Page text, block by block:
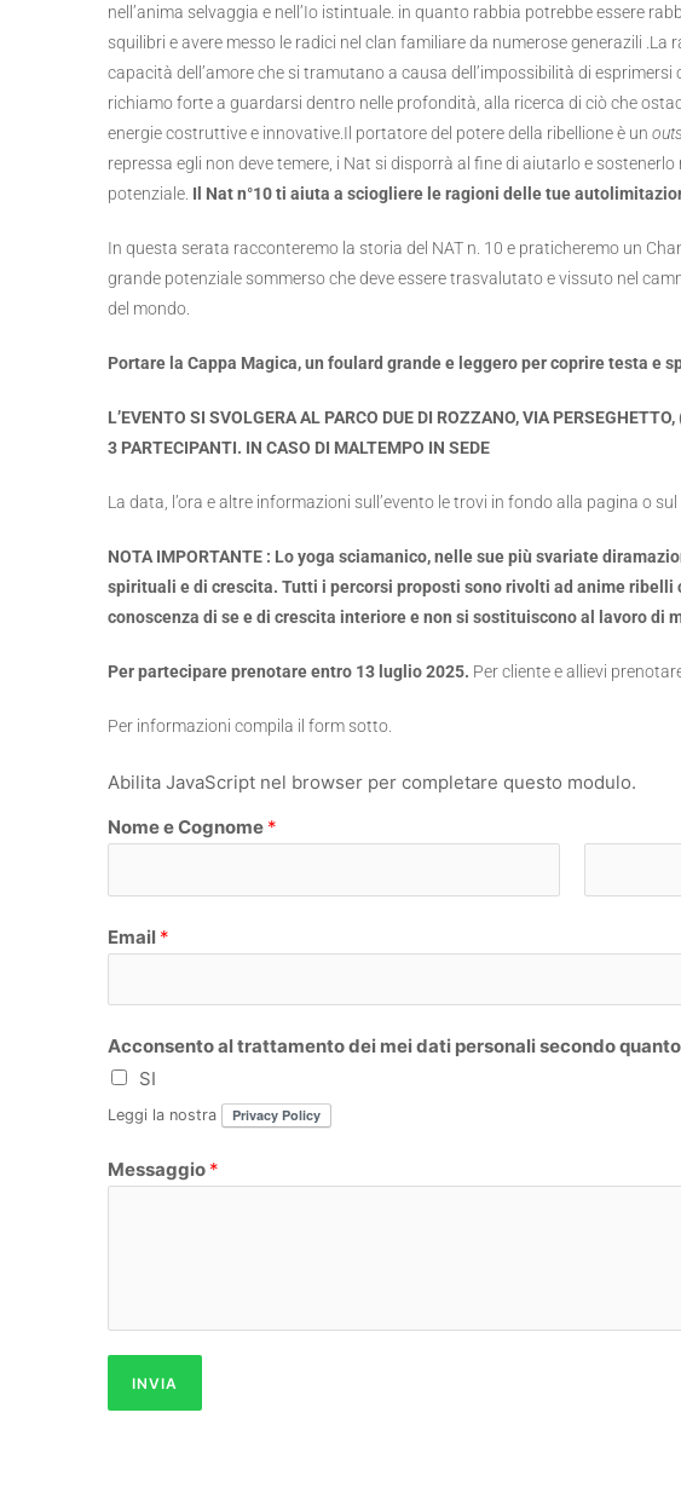
nell’anima selvaggia e nell’Io istintuale. in quanto rabbia potrebbe essere
squilibri e avere messo le radici nel clan familiare da numerose generazili .La
capacità dell’amore che si tramutano a causa dell’impossibilità di
richiamo forte a guardarsi dentro nelle profondità, alla ricerca di ciò che
energie costruttive e innovative.Il portatore del potere della ribellione è un
repressa egli non deve temere, i Nat si disporrà al fine di aiutarlo e
potenziale. Il Nat n°10 ti aiuta a sciogliere le ragioni delle tue
In questa serata racconteremo la storia del NAT n. 10 e praticheremo un
grande potenziale sommerso che deve essere trasvalutato e vissuto nel
del mondo.
Portare la Cappa Magica, un foulard grande e leggero per coprire testa e
L’EVENTO SI SVOLGERA AL PARCO DUE DI ROZZANO, VIA
3 PARTECIPANTI. IN CASO DI MALTEMPO IN SEDE
La data, l’ora e altre informazioni sull’evento le trovi in fondo alla pagina o
NOTA IMPORTANTE : Lo yoga sciamanico, nelle sue più svariate
spirituali e di crescita. Tutti i percorsi proposti sono rivolti ad anime ribelli
conoscenza di se e di crescita interiore e non si sostituiscono al lavoro di
Per partecipare prenotare entro 13 luglio 2025. Per cliente e allievi
Per informazioni compila il form sotto.
Abilita JavaScript nel browser per completare questo modulo.
Nome e Cognome *
o
m
Email *
Acconsento al trattamento dei mei dati personali secondo
SI
Leggi la nostra Privacy Policy
Messaggio *
INVIA